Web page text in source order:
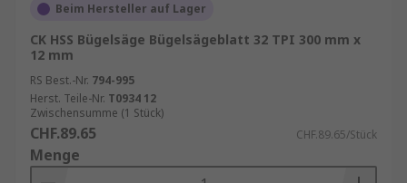
Beim Hersteller auf Lager
CK HSS Bügelsäge Bügelsägeblatt 32 TPI 300 mm x
12 mm
RS Best.-Nr. 794-995
Herst. Teile-Nr. T0934 12
Zwischensumme (1 Stück)
CHF.89.65 CHF.89.65/Stück
Menge